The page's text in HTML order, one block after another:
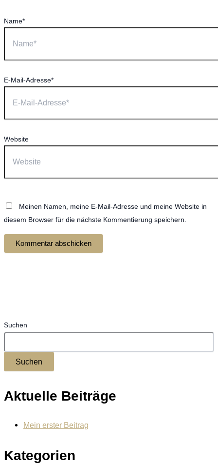
Name*
E-Mail-Adresse*
Website
Meinen Namen, meine E-Mail-Adresse und meine Website in
diesem Browser für die nächste Kommentierung speichern.
Suchen
Suchen
Aktuelle Beiträge
Mein erster Beitrag
Kategorien